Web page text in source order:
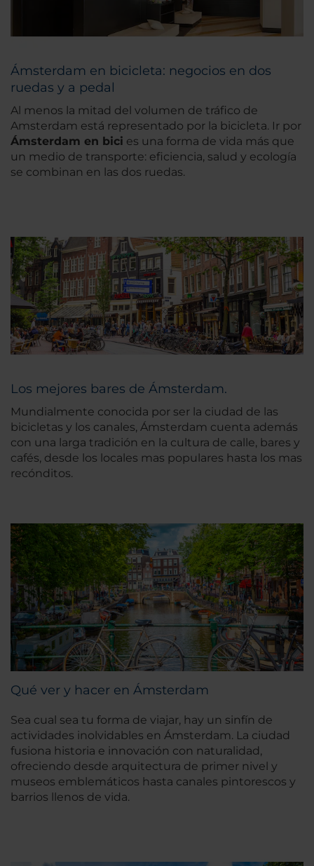
Ámsterdam en bicicleta: negocios en dos
ruedas y a pedal
Al menos la mitad del volumen de tráfico de
Amsterdam está representado por la bicicleta. Ir por
Ámsterdam en bici es una forma de vida más que
un medio de transporte: eficiencia, salud y ecología
se combinan en las dos ruedas.
Los mejores bares de Ámsterdam.
Mundialmente conocida por ser la ciudad de las
bicicletas y los canales, Ámsterdam cuenta además
con una larga tradición en la cultura de calle, bares y
cafés, desde los locales mas populares hasta los mas
recónditos.
Qué ver y hacer en Ámsterdam
Sea cual sea tu forma de viajar, hay un sinfín de
actividades inolvidables en Ámsterdam. La ciudad
fusiona historia e innovación con naturalidad,
ofreciendo desde arquitectura de primer nivel y
museos emblemáticos hasta canales pintorescos y
barrios llenos de vida.